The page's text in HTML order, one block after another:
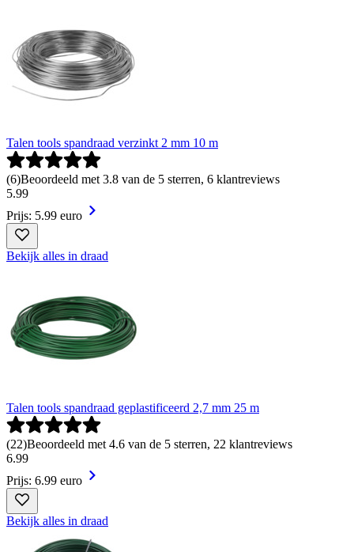
Talen tools spandraad verzinkt 2 mm 10 m
(6)Beoordeeld met 3.8 van de 5 sterren, 6 klantreviews
5.99
Prijs: 5.99 euro
Bekijk alles in draad
Talen tools spandraad geplastificeerd 2,7 mm 25 m
(22)Beoordeeld met 4.6 van de 5 sterren, 22 klantreviews
6.99
Prijs: 6.99 euro
Bekijk alles in draad